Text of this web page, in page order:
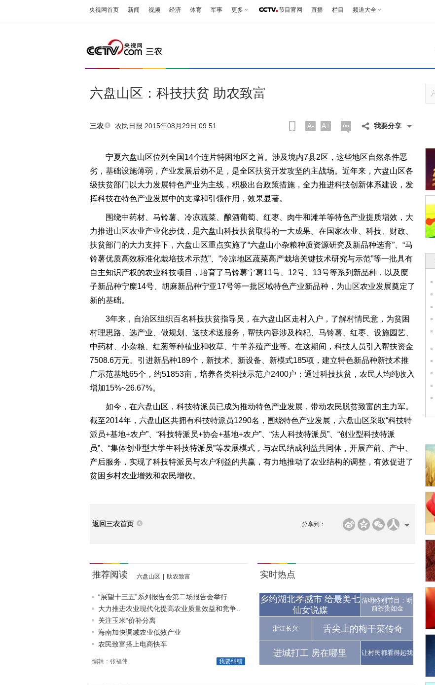
央视网首页 新闻 视频 经济 体育 军事 更多 节目官网 直播 栏目 频道大全
六盘山区：科技扶贫 助农致富
三农 农民日报 2015年08月29日 09:51 A- A+ 我要分享
宁夏六盘山区位列全国14个连片特困地区之首。涉及境内7县2区，这些地区自然条件恶
劣，基础设施薄弱，产业发展后劲不足，是全区扶贫开发攻坚的主战场。近年来，六盘山区各
级扶贫部门以大力发展特色产业为主线，积极出台政策措施，全力推进科技创新体系建设，发
挥科技在特色产业发展中的支撑和引领作用，效果显著。
围绕中药材、马铃薯、冷凉蔬菜、酿酒葡萄、红枣、肉牛和滩羊等特色产业提质增效，大
力推进山区农业产业化步伐，是六盘山科技扶贫取得的一大成果。在国家农业、科技、财政、
扶贫部门的大力支持下，六盘山区重点实施了“六盘山小杂粮种质资源研究及新品种选育”、“马
铃薯优质高效标准化栽培技术示范”、“冷凉地区蔬菜高产栽培关键技术研究与示范”等一批具有
自主知识产权的农业科技项目，培育了马铃薯宁薯11号、12号、13号等系列新品种，以及糜
子新品种宁糜14号、胡麻新品种宁亚17号等一批区域特色产业新品种，为山区农业发展奠定了
新的基础。
3年来，自治区组织百名科技扶贫指导员，在六盘山区走村入户，了解村情民意，为贫困
村理思路、选产业、做规划、送技术送服务，帮扶内容涉及枸杞、马铃薯、红枣、设施园艺、
中药材、小杂粮、红葱等种植业和牧草、牛羊养殖产业等。在这期间，科技人员引入帮扶资金
7508.6万元。引进新品种189个，新技术、新设备、新模式185项，建立特色新品种新技术推
广示范基地65个，约51853亩，培养各类科技示范户2400户；通过科技扶贫，农民人均纯收入
增加15%~26.67%。
如今，在六盘山区，科技特派员已成为推动特色产业发展，带动农民脱贫致富的主力军。
截至2014年，六盘山区共拥有科技特派员1290名，围绕特色产业发展，六盘山区采取“科技特
派员+基地+农户”、“科技特派员+协会+基地+农户”、“法人科技特派员”、“创业型科技特派
员”、“集体创业型大学生科技特派员”等发展模式，与农民结成利益共同体，开展产前、产中、
产后服务，实现了科技特派员与农户利益的共赢，有力地推动了农业结构的调整，有效促进了
贫困乡村农业增效和农民增收。
返回三农首页 分享到：
推荐阅读 六盘山区 助农致富
“展望十三五”系列报告会第二场报告会举行
大力推进农业现代化提高农业质量效益和竞争..
关注玉米“价补分离
海南加快调减农业低效产业
农民致富搭上电商快车
我要纠错
编辑：张福伟
实时热点
乡约湖北孝感市 给最美七
仙女说媒
清明特别节目：明
前茶贵如金
浙江长兴 舌尖上的梅干菜传奇
进城打工 房在哪里 让村民都看得起我